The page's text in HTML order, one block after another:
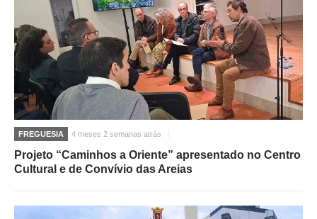
FREGUESIA 4 meses 2 semanas atrás
Projeto “Caminhos a Oriente” apresentado no Centro
Cultural e de Convívio das Areias